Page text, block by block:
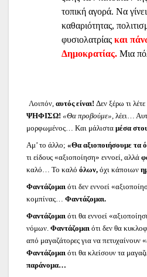
τοπική αγορά. Να
καθαριότητας,
φυσιολατρίας και
Δημοκρατίας. Μια
Λοιπόν, αυτός είναι! Δεν ξέρω τι
ΨΗΦΙΣΩ! «Θα προβούμε», λέει…
μορφωμένος… Και μάλιστα μέσα
Αμ’ το άλλο; «Θα αξιοποιήσουμε τα
τι είδους «αξιοποίηση» εννοεί, αλλά
καλό… Το καλό όλων, όχι κάποιων
Φαντάζομαι ότι δεν εννοεί
κομπίνας… Φαντάζομαι.
Φαντάζομαι ότι θα εννοεί
νόμων. Φαντάζομαι ότι δεν θα
από μαγαζάτορες για να πετυχαίνουν
Φαντάζομαι ότι θα κλείσουν τα
παράνομα…